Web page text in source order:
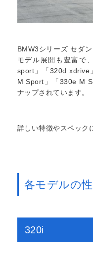
BMW3シリーズ セダ
モデル展開も豊富で
sport」「320d xdrive
M Sport」「330e M
ナップされています。
詳しい特徴やスペック
各モデルの
320i